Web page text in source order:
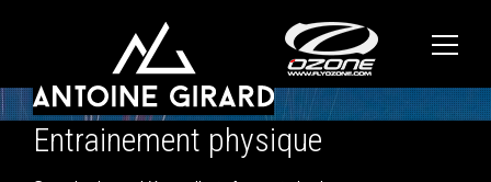
Entrainement physique